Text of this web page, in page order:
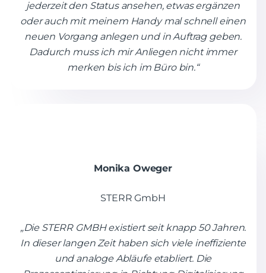
jederzeit den Status ansehen, etwas ergänzen
oder auch mit meinem Handy mal schnell einen
neuen Vorgang anlegen und in Auftrag geben.
Dadurch muss ich mir Anliegen nicht immer
merken bis ich im Büro bin.“
Monika Oweger
STERR GmbH
„Die STERR GMBH existiert seit knapp 50 Jahren.
In dieser langen Zeit haben sich viele ineffiziente
und analoge Abläufe etabliert. Die